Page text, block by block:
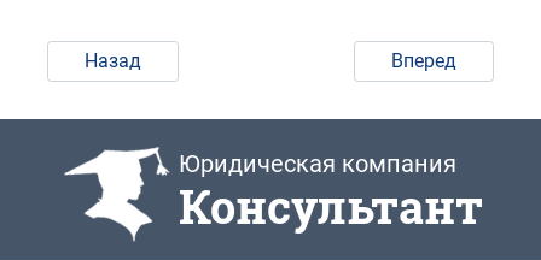
Назад Вперед
Юридическая компания
Консультант